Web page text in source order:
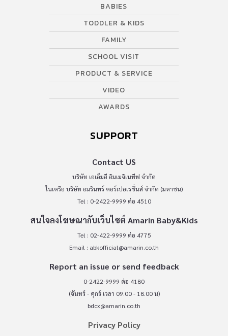
BABIES
TODDLER & KIDS
FAMILY
SCHOOL VISIT
PRODUCT & SERVICE
VIDEO
AWARDS
SUPPORT
Contact US
บริษัท เอเอ็มอี อิมเมจิเนทีฟ จำกัด
ในเครือ บริษัท อมรินทร์ คอร์เปอเรชั่นส์ จำกัด (มหาชน)
Tel : 0-2422-9999 ต่อ 4510
สนใจลงโฆษณากับเว็บไซต์ Amarin Baby&Kids
Tel : 02-422-9999 ต่อ 4775
Email : abkofficial@amarin.co.th
Report an issue or send feedback
0-2422-9999 ต่อ 4180
(จันทร์ - ศุกร์ เวลา 09.00 - 18.00 น)
bdcx@amarin.co.th
Privacy Policy